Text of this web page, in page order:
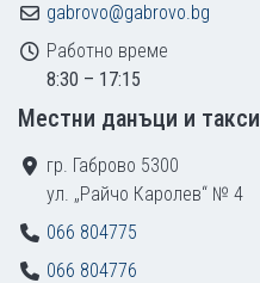
gabrovo@gabrovo.bg
Работно време
8:30 – 17:15
Местни данъци и такси
гр. Габрово 5300
ул. „Райчо Каролев“ № 4
066 804775
066 804776